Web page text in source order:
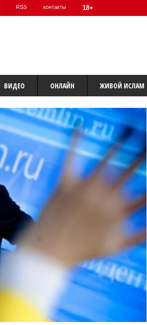
RSS контакты 18+
ВИДЕО ОНЛАЙН ЖИВОЙ ИСЛАМ